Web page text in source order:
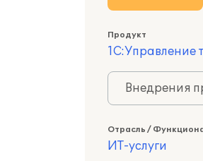
Продукт
1С:Управление
Внедрения
Отрасль /
ИТ-услуги